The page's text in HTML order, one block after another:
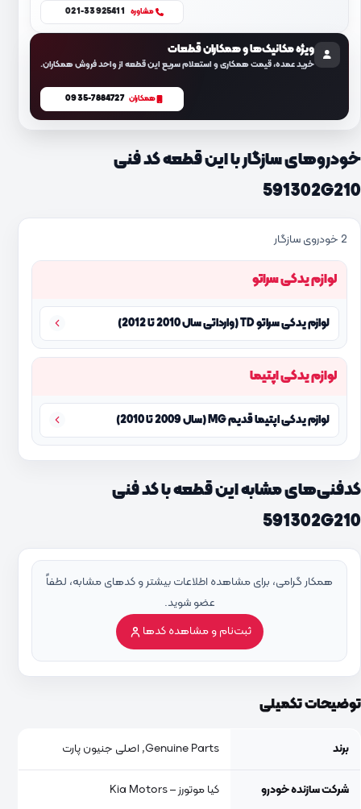
مشاوره 021-33925411
ویژه مکانیک‌ها و همکاران قطعات
خرید عمده، قیمت همکاری و استعلام سریع این قطعه از واحد فروش همکاران.
همکاران 0935-7884727
خودروهای سازگار با این قطعه کد فنی
591302G210
2 خودروی سازگار
لوازم یدکی سراتو
لوازم یدکی سراتو TD (وارداتی سال 2010 تا 2012)
لوازم یدکی اپتیما
لوازم یدکی اپتیما قدیم MG (سال 2009 تا 2010)
کدفنی‌های مشابه این قطعه با کد فنی
591302G210
همکار گرامی، برای مشاهده اطلاعات بیشتر و کدهای مشابه، لطفاً
عضو شوید.
ثبت‌نام و مشاهده کدها
توضیحات تکمیلی
برند Genuine Parts, اصلی جنیون پارت
شرکت سازنده خودرو کیا موتورز – Kia Motors